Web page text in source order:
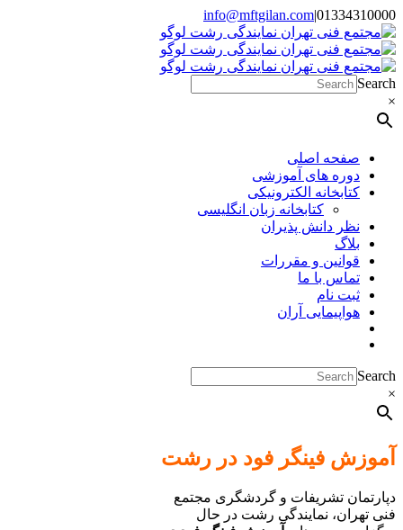
Skip
to
content
01334310000
|
info@mftgilan.com
Instagram
LinkedIn
Search
×
صفحه اصلی
دوره های آموزشی
کتابخانه الکترونیکی
کتابخانه زبان انگلیسی
نظر دانش پذیران
بلاگ
قوانین و مقررات
تماس با ما
ثبت نام
هواپیمایی آران
Search
×
آموزش فینگر فود در رشت
دپارتمان تشریفات و گردشگری مجتمع
فنی تهران، نمایندگی رشت در حال